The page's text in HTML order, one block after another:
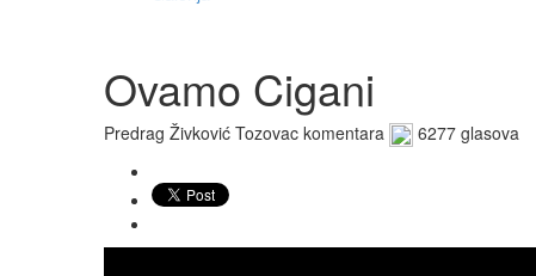
Ovamo Cigani
Predrag Živković Tozovac komentara 6277 glasova